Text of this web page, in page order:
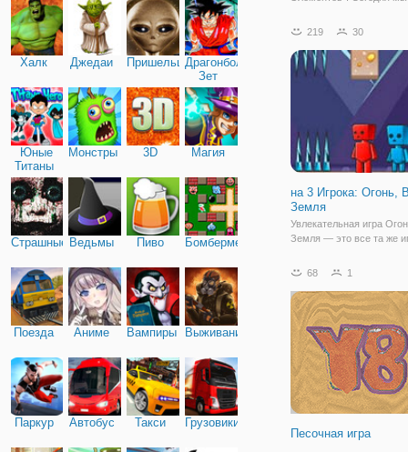
Халк Джедаи ПришельцыДрагонболл
Зет
Юные
Титаны
Монстры 3D Магия
Страшные Ведьмы Пиво Бомбермен
Поезда Аниме Вампиры Выживание
Паркур Автобус Такси Грузовики
сыграть в блоки из
интересных
способны хорошо разить
219 30
на 3 Игрока: Огонь,
Земля
Увлекательная игра
Земля — это все та же
девочки воды, но в этой
мальчик земли. Этим
трио вы можете играть в
68 1
Песочная игра